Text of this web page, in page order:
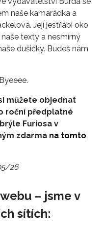
naše kamarádka a
Její jestřábí oko
texty a nesmírný
dušičky. Budeš nám
můžete objednat
roční předplatné
Furiosa v
zdarma na tomto
26
– jsme v
sítích: